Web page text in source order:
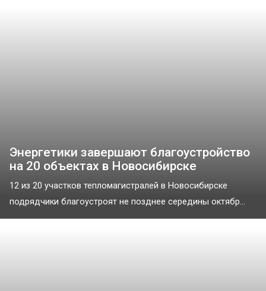
Энергетики завершают благоустройство
на 20 объектах в Новосибирске
12 из 20 участков тепломагистралей в Новосибирске
подрядчики благоустроят не позднее середины октябр...